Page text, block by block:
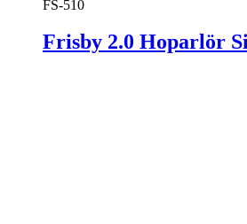
FS-510
Frisby 2.0 Hoparlör